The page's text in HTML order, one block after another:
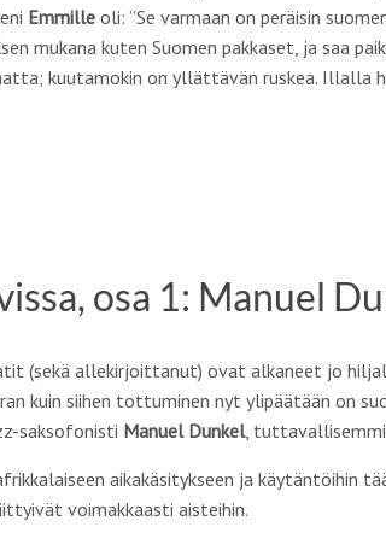
Emmille oli: ”Se varmaan on peräisin
mukana kuten Suomen pakkaset, ja saa
kuutamokin on yllättävän ruskea.
osa 1: Manuel
(sekä allekirjoittanut) ovat alkaneet jo
kuin siihen tottuminen nyt ylipäätään on
saksofonisti Manuel Dunkel,
aikakäsitykseen ja käytäntöihin
voimakkaasti aisteihin.